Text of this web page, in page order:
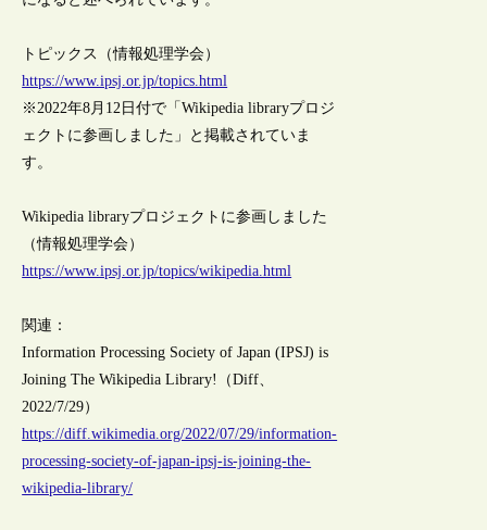
トピックス（情報処理学会）
https://www.ipsj.or.jp/topics.html
※2022年8月12日付で「Wikipedia libraryプロジ
ェクトに参画しました」と掲載されていま
す。
Wikipedia libraryプロジェクトに参画しました
（情報処理学会）
https://www.ipsj.or.jp/topics/wikipedia.html
関連：
Information Processing Society of Japan (IPSJ) is
Joining The Wikipedia Library!（Diff、
2022/7/29）
https://diff.wikimedia.org/2022/07/29/information-
processing-society-of-japan-ipsj-is-joining-the-
wikipedia-library/